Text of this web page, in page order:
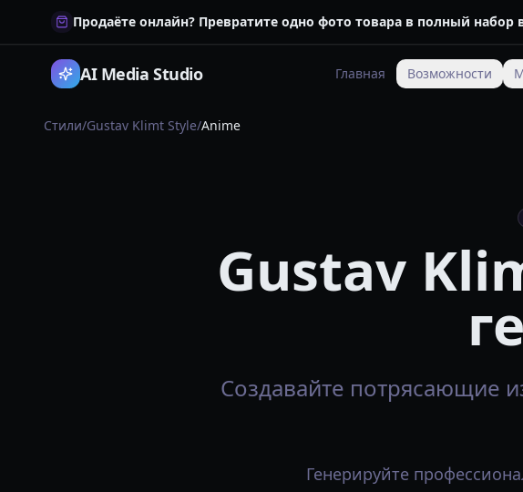
Продаёте онлайн? Превратите одно фото товара в полный набор
AI Media Studio Главная Возможности
Стили/Gustav Klimt Style/Anime
Gustav
Создавайте потрясающие
Генерируйте